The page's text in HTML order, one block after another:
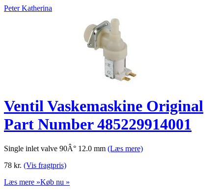
Peter Katherina
Ventil Vaskemaskine Original
Part Number 485229914001
Single inlet valve 90Â° 12.0 mm (Læs mere)
78 kr. (Vis fragtpris)
Læs mere »Køb nu »